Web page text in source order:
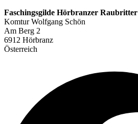
Faschingsgilde Hörbranzer Raubritter
Komtur Wolfgang Schön
Am Berg 2
6912 Hörbranz
Österreich